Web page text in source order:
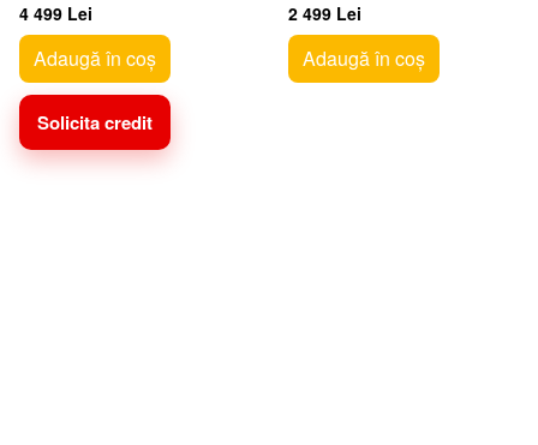
4 499 Lei
Adaugă în coș
Solicita credit
2 499 Lei
Adaugă în coș